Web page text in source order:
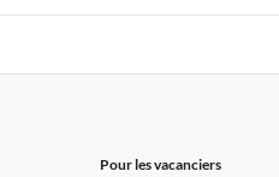
Appartements de Vacances à la Normandie
Pour les vacanciers